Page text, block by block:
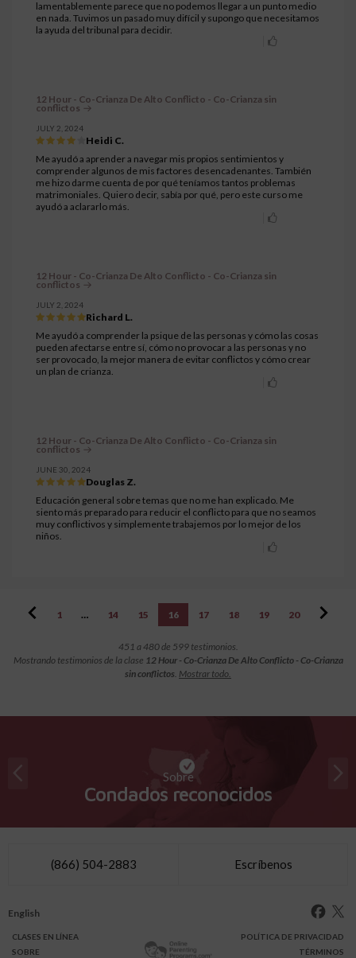
lamentablemente parece que no podemos llegar a un punto medio
en nada. Tuvimos un pasado muy difícil y supongo que necesitamos
la ayuda del tribunal para decidir.
12 Hour - Co-Crianza De Alto Conflicto - Co-Crianza sin
conflictos
JULY 2, 2024
Heidi C.
Me ayudó a aprender a navegar mis propios sentimientos y
comprender algunos de mis factores desencadenantes. También
me hizo darme cuenta de por qué teníamos tantos problemas
matrimoniales. Quiero decir, sabía por qué, pero este curso me
ayudó a aclararlo más.
12 Hour - Co-Crianza De Alto Conflicto - Co-Crianza sin
conflictos
JULY 2, 2024
Richard L.
Me ayudó a comprender la psique de las personas y cómo las cosas
pueden afectarse entre sí, cómo no provocar a las personas y no
ser provocado, la mejor manera de evitar conflictos y cómo crear
un plan de crianza.
12 Hour - Co-Crianza De Alto Conflicto - Co-Crianza sin
conflictos
JUNE 30, 2024
Douglas Z.
Educación general sobre temas que no me han explicado. Me
siento más preparado para reducir el conflicto para que no seamos
muy conflictivos y simplemente trabajemos por lo mejor de los
niños.
1 … 14 15 16 17 18 19 20
451 a 480 de 599 testimonios.
Mostrando testimonios de la clase 12 Hour - Co-Crianza De Alto Conflicto - Co-Crianza
sin conflictos. Mostrar todo.
Sobre
Condados reconocidos
(866) 504-2883 Escríbenos
English
CLASES EN LÍNEA
SOBRE
POLÍTICA DE PRIVACIDAD
TÉRMINOS